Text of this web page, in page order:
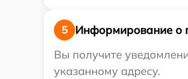
5
Информирование о
Вы получите
указанному адресу.